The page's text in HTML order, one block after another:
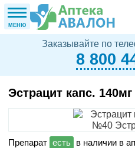
МЕНЮ
Заказывайте по
8 800
Эстрацит капс.
в наличии в